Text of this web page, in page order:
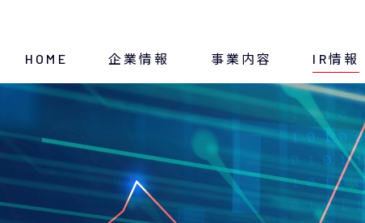
HOME 企業情報
トップメッセージ
経営方針
事業内容
断熱材
IR情報
ディスクロージャー方針
IRニュース